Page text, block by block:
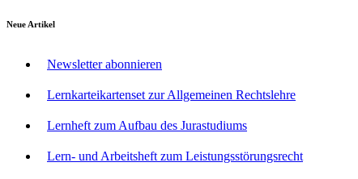
Neue Artikel
Newsletter abonnieren
Lernkarteikartenset zur Allgemeinen Rechtslehre
Lernheft zum Aufbau des Jurastudiums
Lern- und Arbeitsheft zum Leistungsstörungsrecht